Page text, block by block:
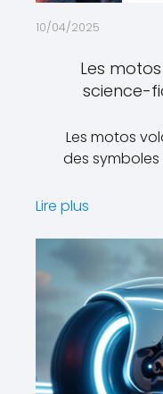
10/04/2025
Les
science-
Les motos
des
Lire plus